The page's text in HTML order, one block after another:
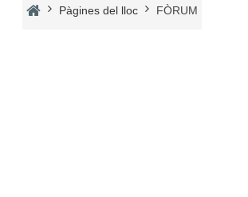
Pàgines del lloc FÒRUM